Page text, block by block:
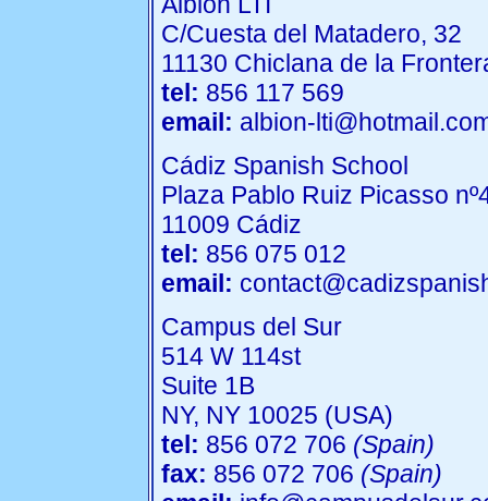
C/Cuesta del Matadero, 32
11130 Chiclana de la
tel: 856 117 569
email: albion-
Cádiz Spanish School
Plaza Pablo Ruiz Picasso
11009 Cádiz
tel: 856 075 012
email:
Campus del Sur
514 W 114st
Suite 1B
NY, NY 10025 (USA)
tel: 856 072 706 (Spain)
fax: 856 072 706 (Spain)